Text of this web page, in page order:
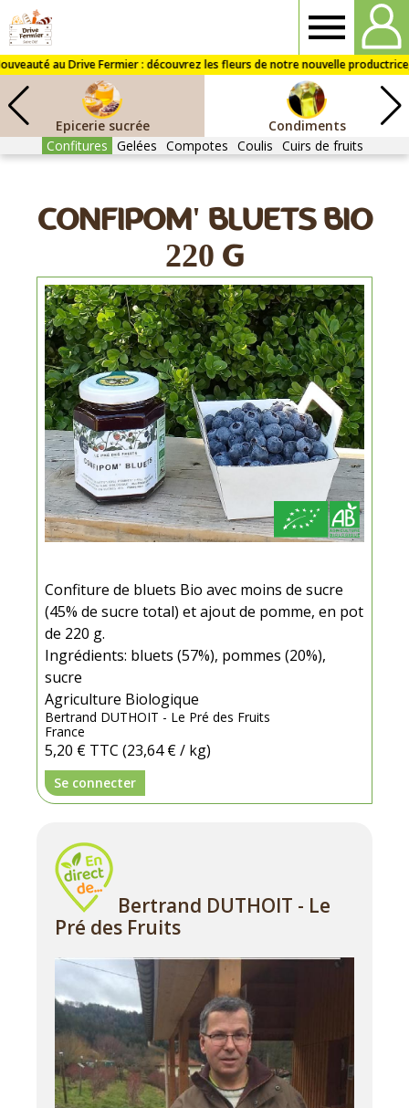
fermier
St
Epicerie sucrée
Condiments
Confitures Gelées Compotes Coulis Cuirs de fruits
CONFIPOM' BLUETS BIO
220 G
Confiture de bluets Bio avec moins de sucre
(45% de sucre total) et ajout de pomme, en pot
de 220 g.
Ingrédients: bluets (57%), pommes (20%),
sucre
Agriculture Biologique
Bertrand DUTHOIT - Le Pré des Fruits
France
5,20 € TTC (23,64 € / kg)
Se connecter
Bertrand DUTHOIT - Le
Pré des Fruits